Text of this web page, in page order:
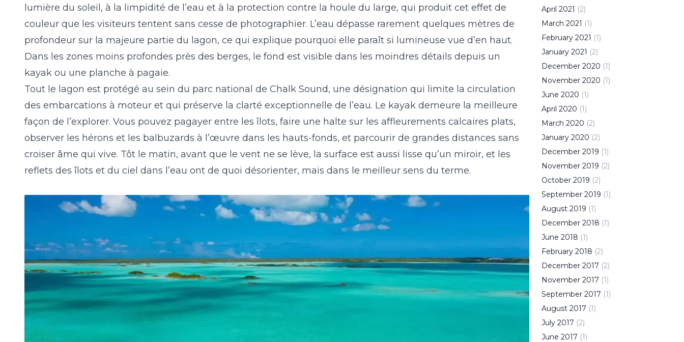
lumière du soleil, à la limpidité de l’eau et à la protection contre la houle du large, qui produit cet effet de
couleur que les visiteurs tentent sans cesse de photographier. L’eau dépasse rarement quelques mètres de
profondeur sur la majeure partie du lagon, ce qui explique pourquoi elle paraît si lumineuse vue d’en haut.
Dans les zones moins profondes près des berges, le fond est visible dans les moindres détails depuis un
kayak ou une planche à pagaie.
Tout le lagon est protégé au sein du parc national de Chalk Sound, une désignation qui limite la circulation
des embarcations à moteur et qui préserve la clarté exceptionnelle de l’eau. Le kayak demeure la meilleure
façon de l’explorer. Vous pouvez pagayer entre les îlots, faire une halte sur les affleurements calcaires plats,
observer les hérons et les balbuzards à l’œuvre dans les hauts-fonds, et parcourir de grandes distances sans
croiser âme qui vive. Tôt le matin, avant que le vent ne se lève, la surface est aussi lisse qu’un miroir, et les
reflets des îlots et du ciel dans l’eau ont de quoi désorienter, mais dans le meilleur sens du terme.
April 2021 (2)
March 2021 (1)
February 2021 (1)
January 2021 (2)
December 2020 (1)
November 2020 (1)
June 2020 (1)
April 2020 (1)
March 2020 (2)
January 2020 (2)
December 2019 (1)
November 2019 (2)
October 2019 (2)
September 2019 (1)
August 2019 (1)
December 2018 (1)
June 2018 (1)
February 2018 (2)
December 2017 (2)
November 2017 (1)
September 2017 (1)
August 2017 (1)
July 2017 (2)
June 2017 (1)